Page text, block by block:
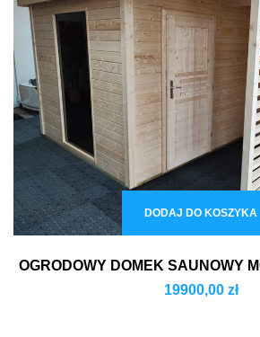
DODAJ DO KOSZYKA
OGRODOWY DOMEK SAUNOWY
19900,00 zł